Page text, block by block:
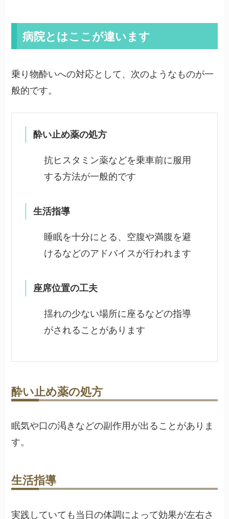
病院とはここが違います
乗り物酔いへの対応として、次のようなものが一
般的です。
酔い止め薬の処方
抗ヒスタミン薬などを乗車前に服用
する方法が一般的です
生活指導
睡眠を十分にとる、空腹や満腹を避
けるなどのアドバイスが行われます
座席位置の工夫
揺れの少ない場所に座るなどの指導
がされることがあります
酔い止め薬の処方
眠気や口の渇きなどの副作用が出ることがありま
す。
生活指導
実践していても当日の体調によって効果が左右さ